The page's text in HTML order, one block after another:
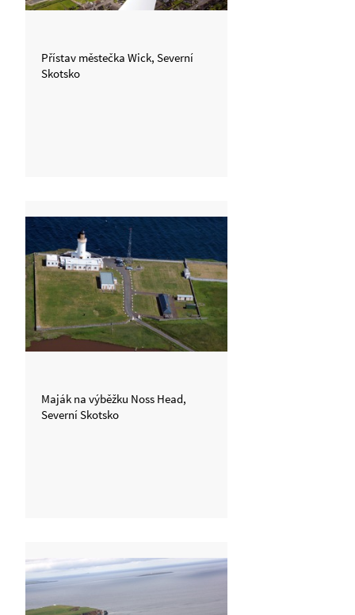
Přístav městečka Wick, Severní
Skotsko
Maják na výběžku Noss Head,
Severní Skotsko